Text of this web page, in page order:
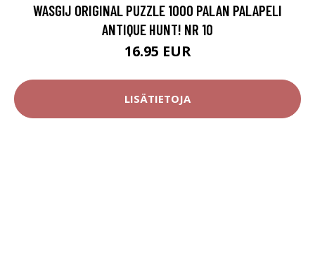
WASGIJ ORIGINAL PUZZLE 1000 PALAN PALAPELI
ANTIQUE HUNT! NR 10
16.95 EUR
LISÄTIETOJA